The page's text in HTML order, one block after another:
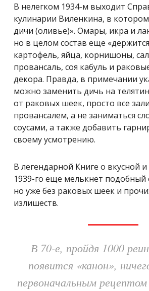
В нелегком 1934-м выходит
кулинарии Виленкина, в котором
дичи (оливье)». Омары, икра и
но в целом состав еще
картофель, яйца, корнишоны,
провансаль, соя кабуль и
декора. Правда, в примечании
можно заменить дичь на
от раковых шеек, просто все
провансалем, а не заниматься
соусами, а также добавить
своему усмотрению.
В легендарной Книге о вкусной
1939-го еще мелькнет подобный
но уже без раковых шеек и
излишеств.
В 70-е, пройдя 1000
появится «канон»,
первоначальным